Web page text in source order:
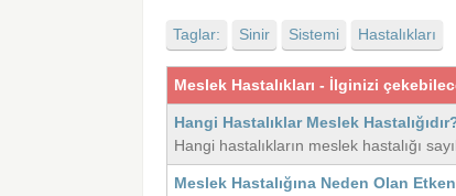
Taglar: Sinir Sistemi Hastalıkları
Meslek Hastalıkları - İlginizi
Hangi Hastalıklar Meslek
Hangi hastalıkların meslek hastalığı
Meslek Hastalığına Neden Olan